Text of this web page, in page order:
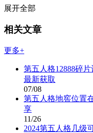
展开全部
相关文章
更多+
第五人格12888碎
最新获取
07/08
第五人格地窖位置
享
11/26
2024第五人格几级